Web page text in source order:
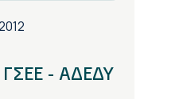
ΓΣΕΕ - ΑΔΕΔΥ